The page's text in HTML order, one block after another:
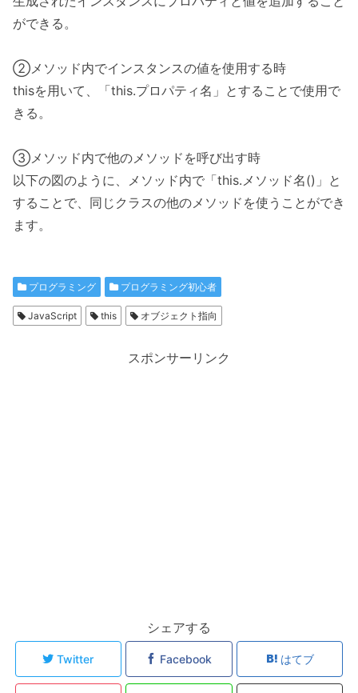
ができる。
②メソッド内でインスタンスの値を使用する時
thisを用いて、「this.プロパティ名」とすることで使用で
きる。
③メソッド内で他のメソッドを呼び出す時
以下の図のように、メソッド内で「this.メソッド名()」と
することで、同じクラスの他のメソッドを使うことができ
ます。
プログラミング プログラミング初心者
JavaScript this オブジェクト指向
スポンサーリンク
シェアする
Twitter Facebook はてブ